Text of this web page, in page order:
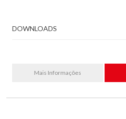
DOWNLOADS
Mais Informações